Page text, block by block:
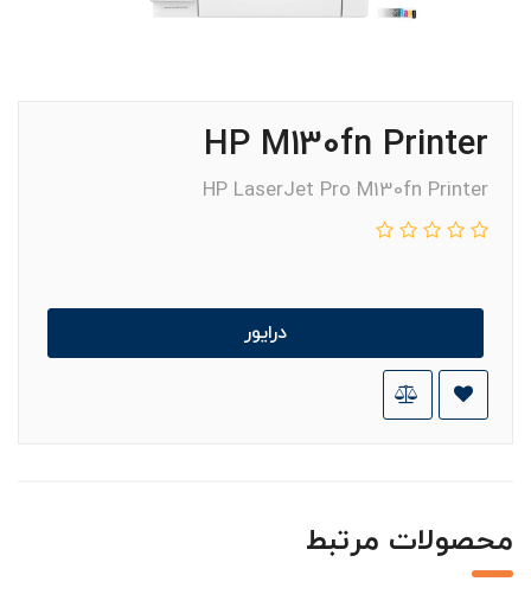
HP M130fn Printer
HP LaserJet Pro M130fn Printer
درایور
محصولات مرتبط